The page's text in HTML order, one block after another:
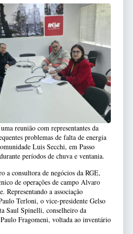
reunião com representantes da
problemas de falta de energia
Luis Secchi, em Passo
períodos de chuva e ventania.
a consultora de negócios da RGE,
de operações de campo Alvaro
Representando a associação
Terloni, o vice-presidente Gelso
Saul Spinelli, conselheiro da
Fragomeni, voltada ao inventário